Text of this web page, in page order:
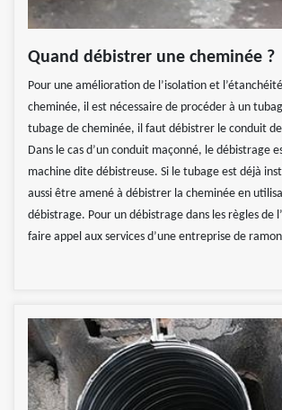
Quand débistrer une cheminée ?
Pour une amélioration de l’isolation et
cheminée, il est nécessaire de procéder à un
tubage de cheminée, il faut débistrer le conduit
Dans le cas d’un conduit maçonné, le débistrage
machine dite débistreuse. Si le tubage est déjà
aussi être amené à débistrer la cheminée en
débistrage. Pour un débistrage dans les règles de
faire appel aux services d’une entreprise de